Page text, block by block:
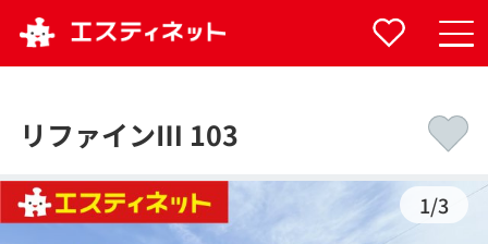
リファインⅢ 103
1/3